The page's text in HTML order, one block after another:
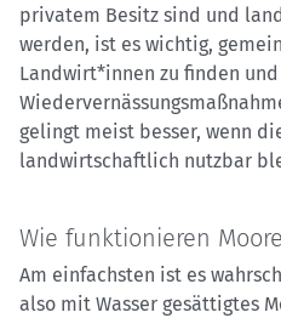
privatem Besitz sind und
werden, ist es wichtig,
Landwirt*innen zu finden und
gelingt meist besser, wenn
landwirtschaftlich nutzbar
Wie funktionieren
Am einfachsten ist es
also mit Wasser gesättigtes